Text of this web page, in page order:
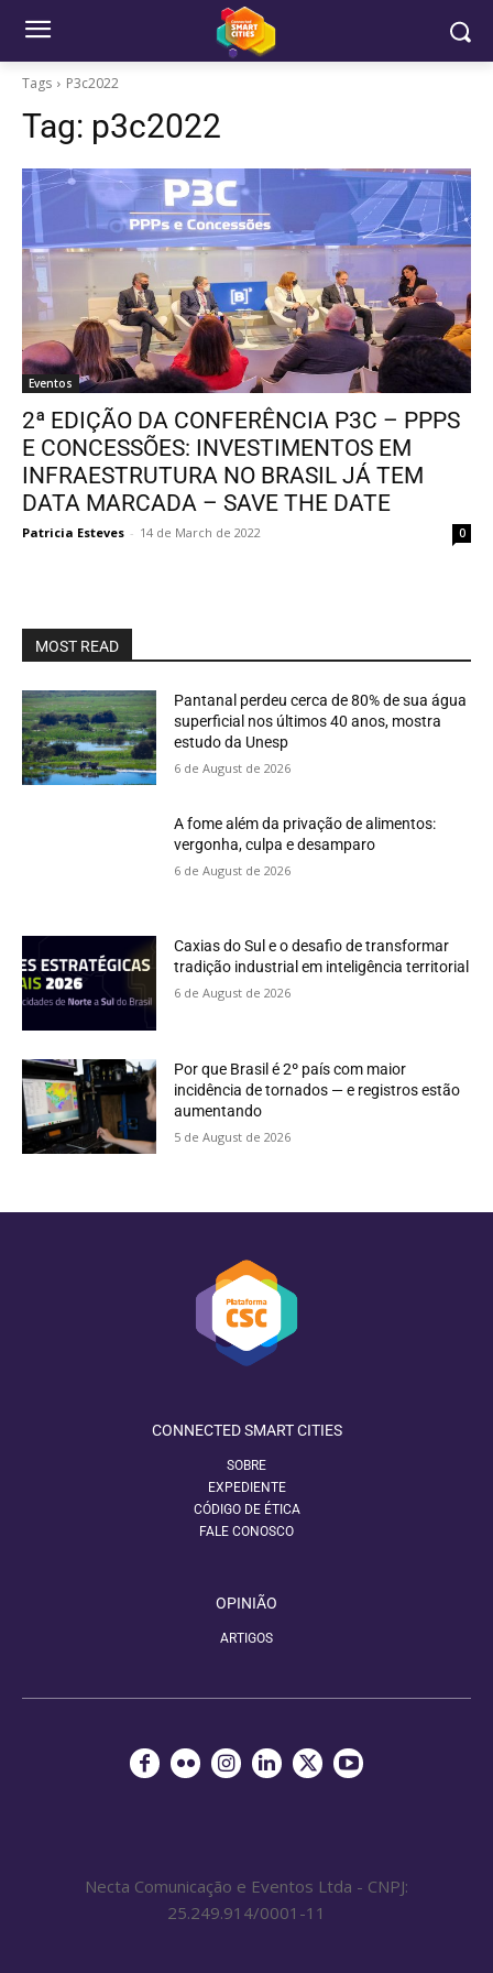
Tags P3c2022
Tag: p3c2022
Eventos
2ª EDIÇÃO DA CONFERÊNCIA P3C – PPPS
E CONCESSÕES: INVESTIMENTOS EM
INFRAESTRUTURA NO BRASIL JÁ TEM
DATA MARCADA – SAVE THE DATE
Patricia Esteves - 14 de March de 2022 0
MOST READ
Pantanal perdeu cerca de 80% de sua água
superficial nos últimos 40 anos, mostra
estudo da Unesp
6 de August de 2026
A fome além da privação de alimentos:
vergonha, culpa e desamparo
6 de August de 2026
Caxias do Sul e o desafio de transformar
tradição industrial em inteligência territorial
6 de August de 2026
Por que Brasil é 2º país com maior
incidência de tornados — e registros estão
aumentando
5 de August de 2026
CONNECTED SMART CITIES
SOBRE
EXPEDIENTE
CÓDIGO DE ÉTICA
FALE CONOSCO
OPINIÃO
ARTIGOS
Necta Comunicação e Eventos Ltda - CNPJ:
25.249.914/0001-11